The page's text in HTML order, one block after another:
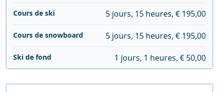
Cours de ski 5 jours, 15 heures, € 195,00
Cours de snowboard 5 jours, 15 heures, € 195,00
Ski de fond 1 jours, 1 heures, € 50,00